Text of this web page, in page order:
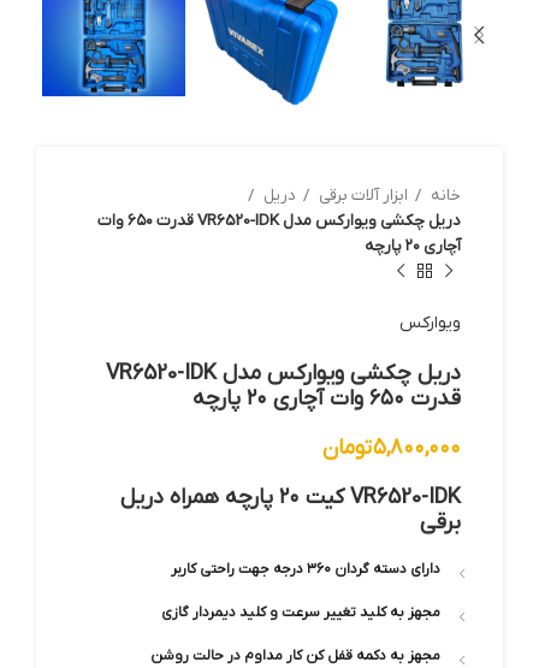
خانه ابزار آلات برقي
دریل
دریل چکشی ویوارکس مدل VR6520-IDK قدرت ۶۵۰ وات
آچاری ۲۰ پارچه
ویوارکس
دریل چکشی ویوارکس مدل VR6520-IDK
قدرت ۶۵۰ وات آچاری ۲۰ پارچه
۵,۸۰۰,۰۰۰تومان
VR6520-IDK کیت ۲۰ پارچه همراه دریل
برقی
دارای دسته گردان ۳۶۰ درجه جهت راحتی کاربر
مجهز به کلید تغییر سرعت و کلید دیمردار گازی
مجهز به دکمه قفل کن کار مداوم در حالت روشن